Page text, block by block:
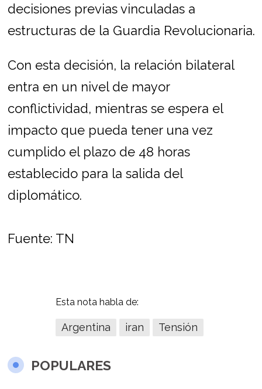
decisiones previas vinculadas a
estructuras de la Guardia Revolucionaria.
Con esta decisión, la relación bilateral
entra en un nivel de mayor
conflictividad, mientras se espera el
impacto que pueda tener una vez
cumplido el plazo de 48 horas
establecido para la salida del
diplomático.
Fuente: TN
Esta nota habla de:
Argentina iran Tensión
POPULARES